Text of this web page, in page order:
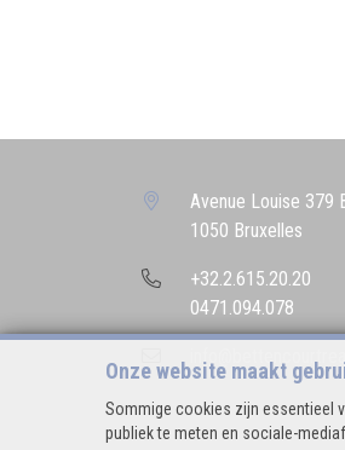
Onze website maakt
Sommige cookies zijn essentieel
publiek te meten en sociale-
Avenue Louise 379
1050 Bruxelles
+32.2.615.20.20
0471.094.078